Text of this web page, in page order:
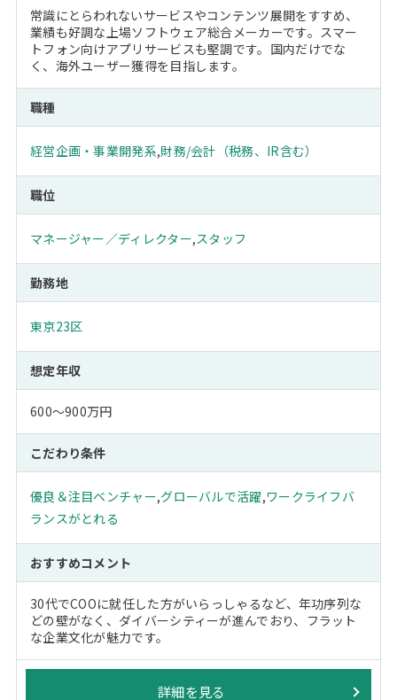
常識にとらわれないサービスやコンテンツ展開をすすめ、
業績も好調な上場ソフトウェア総合メーカーです。スマー
トフォン向けアプリサービスも堅調です。国内だけでな
く、海外ユーザー獲得を目指します。
職種
経営企画・事業開発系,財務/会計（税務、IR含む）
職位
マネージャー／ディレクター,スタッフ
勤務地
東京23区
想定年収
600～900万円
こだわり条件
優良＆注目ベンチャー,グローバルで活躍,ワークライフバ
ランスがとれる
おすすめコメント
30代でCOOに就任した方がいらっしゃるなど、年功序列な
どの壁がなく、ダイバーシティーが進んでおり、フラット
な企業文化が魅力です。
詳細を見る